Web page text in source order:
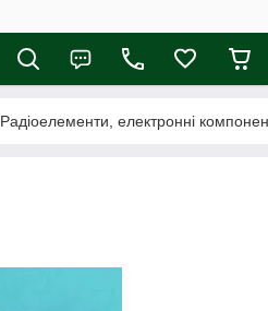
Радіоелементи, електронні